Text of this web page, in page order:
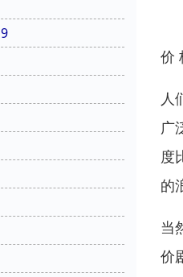
9
价
人
广
度
的
当
价